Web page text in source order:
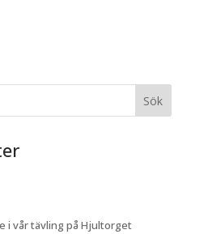
Sök
i vår tävling på Hjultorget